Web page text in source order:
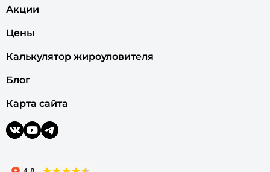
Акции
Цены
Калькулятор жироуловителя
Блог
Карта сайта